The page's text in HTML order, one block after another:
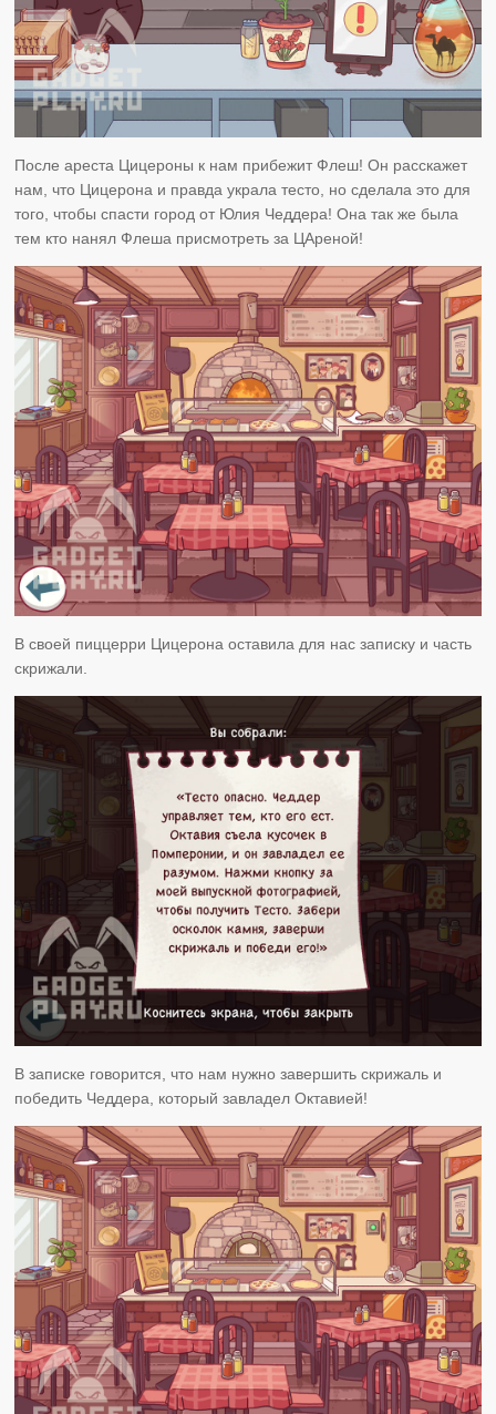
После ареста Цицероны к нам прибежит Флеш! Он расскажет
нам, что Цицерона и правда украла тесто, но сделала это для
того, чтобы спасти город от Юлия Чеддера! Она так же была
тем кто нанял Флеша присмотреть за ЦАреной!
В своей пиццерри Цицерона оставила для нас записку и часть
скрижали.
В записке говорится, что нам нужно завершить скрижаль и
победить Чеддера, который завладел Октавией!